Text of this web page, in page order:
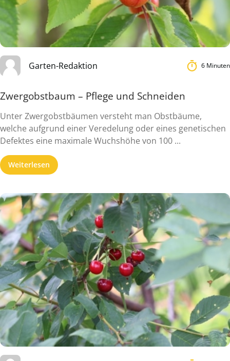
Garten-Redaktion 6 Minuten
Zwergobstbaum – Pflege und Schneiden
Unter Zwergobstbäumen versteht man Obstbäume,
welche aufgrund einer Veredelung oder eines genetischen
Defektes eine maximale Wuchshöhe von 100 ...
Weiterlesen